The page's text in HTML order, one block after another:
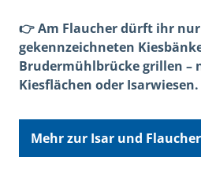
👉 Am Flaucher dürft ihr
gekennzeichneten
Brudermühlbrücke grillen –
Kiesflächen oder Isarwiesen.
Mehr zur Isar und Flaucher